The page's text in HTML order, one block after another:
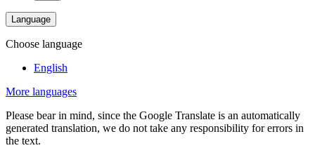
Language
Choose language
English
More languages
Please bear in mind, since the Google Translate is an automatically
generated translation, we do not take any responsibility for errors in
the text.